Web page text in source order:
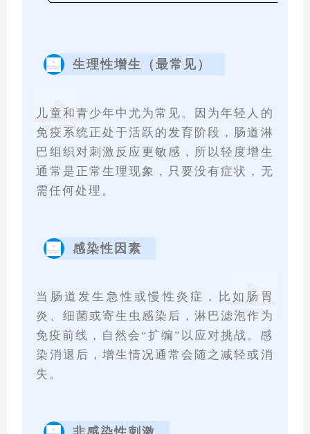
生理性增生（最常见）
儿童和青少年中尤为常见。因为年轻人的
免疫系统正处于活跃的发育阶段，肠道淋
巴组织对刺激反应更敏感，所以轻度增生
通常是正常生理现象，只要没有症状，无
需任何处理。
感染性因素
当肠道发生急性或慢性炎症，比如肠胃
炎、细菌或寄生虫感染后，淋巴滤泡作为
免疫前线，自然会“扩编”以应对挑战。感
染消退后，增生情况通常会随之减轻或消
失。